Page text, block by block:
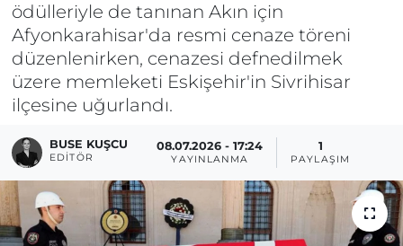
ödülleriyle de tanınan Akın için
Afyonkarahisar'da resmi cenaze töreni
düzenlenirken, cenazesi defnedilmek
üzere memleketi Eskişehir'in Sivrihisar
ilçesine uğurlandı.
BUSE KUŞCU
EDITÖR
08.07.2026 - 17:24
YAYINLANMA
1
PAYLAŞIM